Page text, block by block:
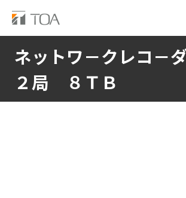
ネットワ－クレコ－
２局 ８ＴＢ